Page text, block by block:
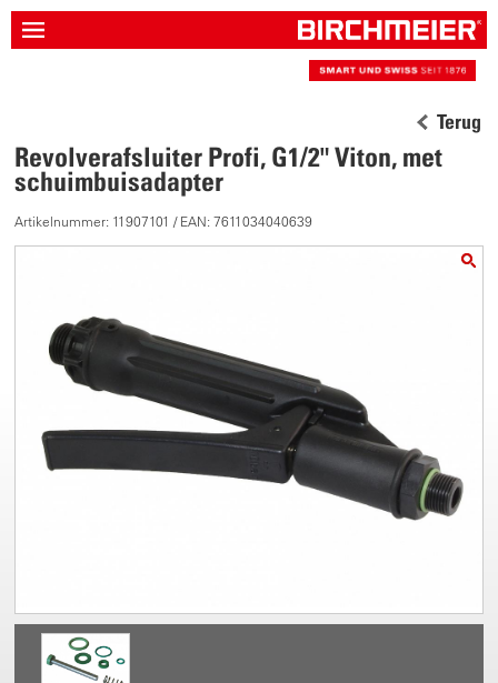
Terug
Revolverafsluiter Profi, G1/2" Viton, met
schuimbuisadapter
Artikelnummer: 11907101 / EAN: 7611034040639